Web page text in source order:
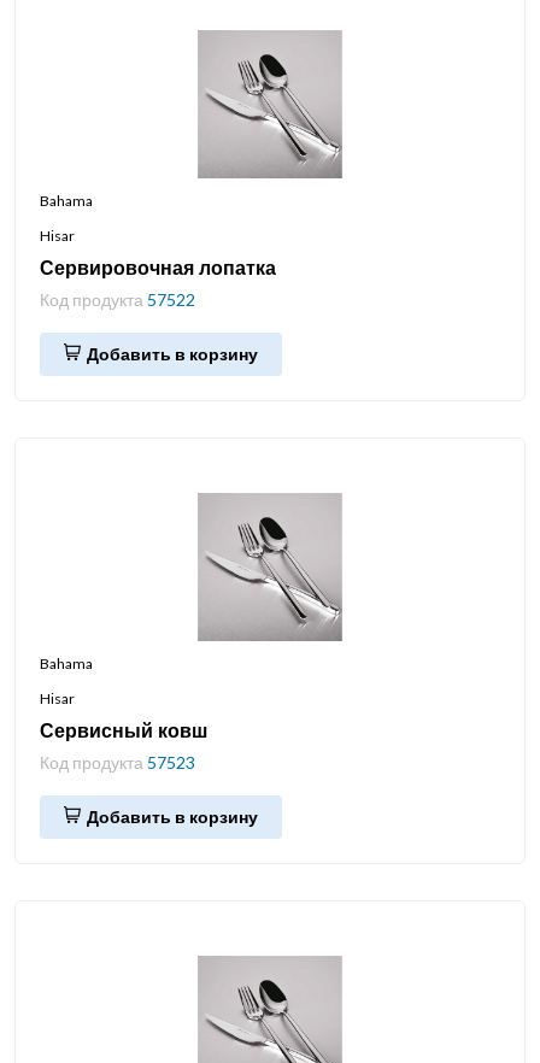
Bahama
Hisar
Сервировочная лопатка
Код продукта 57522
Добавить в корзину
Bahama
Hisar
Сервисный ковш
Код продукта 57523
Добавить в корзину